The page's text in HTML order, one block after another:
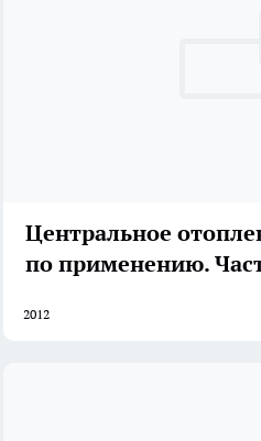
Центральное
по применению.
2012